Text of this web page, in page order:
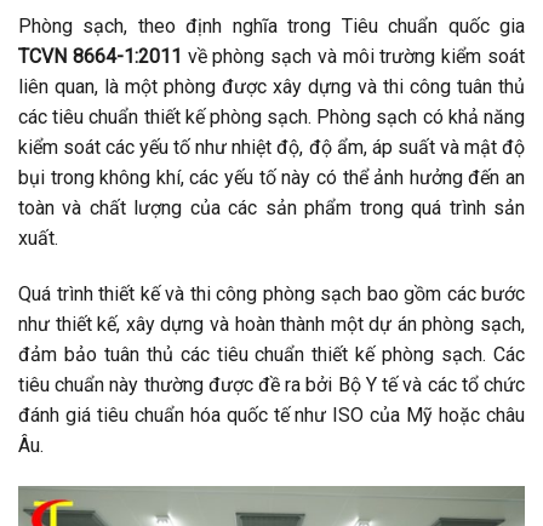
Phòng sạch, theo định nghĩa trong Tiêu chuẩn quốc gia
TCVN 8664-1:2011 về phòng sạch và môi trường kiểm soát
liên quan, là một phòng được xây dựng và thi công tuân thủ
các tiêu chuẩn thiết kế phòng sạch. Phòng sạch có khả năng
kiểm soát các yếu tố như nhiệt độ, độ ẩm, áp suất và mật độ
bụi trong không khí, các yếu tố này có thể ảnh hưởng đến an
toàn và chất lượng của các sản phẩm trong quá trình sản
xuất.
Quá trình thiết kế và thi công phòng sạch bao gồm các bước
như thiết kế, xây dựng và hoàn thành một dự án phòng sạch,
đảm bảo tuân thủ các tiêu chuẩn thiết kế phòng sạch. Các
tiêu chuẩn này thường được đề ra bởi Bộ Y tế và các tổ chức
đánh giá tiêu chuẩn hóa quốc tế như ISO của Mỹ hoặc châu
Âu.